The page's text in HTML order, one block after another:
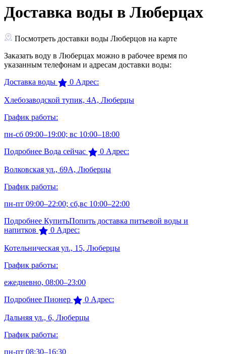
Доставка воды в Люберцах
Посмотреть доставки воды Люберцов на карте
Заказать воду в Люберцах можно в рабочее время по
указанным телефонам и адресам доставки воды:
Доставка воды
0 Адрес:
Хлебозаводской тупик, 4А, Люберцы
График работы:
пн-сб 09:00–19:00; вс 10:00–18:00
Подробнее Вода сейчас 0 Адрес:
Волковская ул., 69А, Люберцы
График работы:
пн-пт 09:00–22:00; сб,вс 10:00–22:00
Подробнее КупитьПопить доставка питьевой воды и
напитков
0 Адрес:
Котельническая ул., 15, Люберцы
График работы:
ежедневно, 08:00–23:00
Подробнее Пионер 0 Адрес:
Дальняя ул., 6, Люберцы
График работы:
пн-пт 08:30–16:30